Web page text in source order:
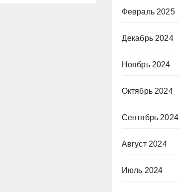
Февраль 2025
Декабрь 2024
Ноябрь 2024
Октябрь 2024
Сентябрь 2024
Август 2024
Июль 2024